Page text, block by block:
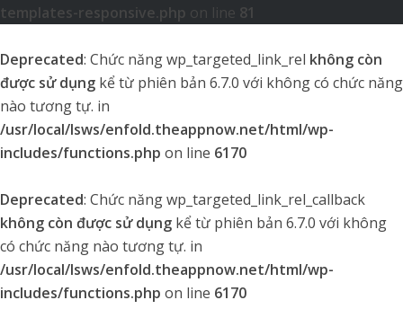
templates-responsive.php on line 81
Deprecated: Chức năng wp_targeted_link_rel không còn
được sử dụng kể từ phiên bản 6.7.0 với không có chức năng
nào tương tự. in
/usr/local/lsws/enfold.theappnow.net/html/wp-
includes/functions.php on line 6170
Deprecated: Chức năng wp_targeted_link_rel_callback
không còn được sử dụng kể từ phiên bản 6.7.0 với không
có chức năng nào tương tự. in
/usr/local/lsws/enfold.theappnow.net/html/wp-
includes/functions.php on line 6170